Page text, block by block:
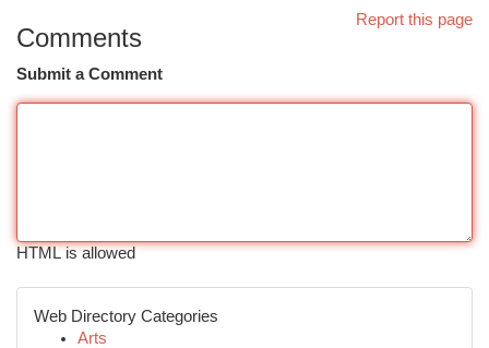
Report this page
Comments
Submit a Comment
HTML is allowed
Web Directory Categories
Arts